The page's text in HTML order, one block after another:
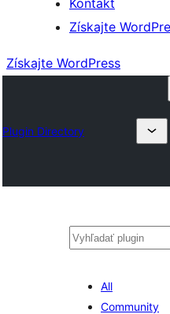
Kontakt
Získajte
Získajte WordPress
Plugin Directory
Hľadať
All
Community